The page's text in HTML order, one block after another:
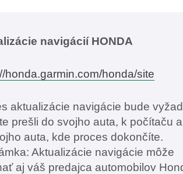
navigácií HONDA
honda.garmin.com/honda/site
aktualizácie navigácie bude
prešli do svojho auta, k počítaču
auta, kde proces dokončíte.
Aktualizácie navigácie môže
aj váš predajca automobilov